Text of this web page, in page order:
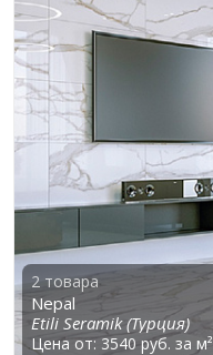
2 товара
Nepal
Etili Seramik (Турция)
Цена от: 3540 руб. за м²